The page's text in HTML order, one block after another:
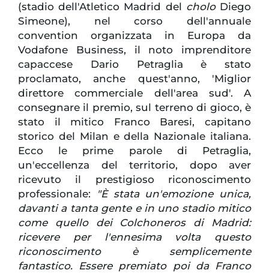
(stadio dell'Atletico Madrid del choloDiego
Simeone), nel corso dell'annuale
convention organizzata in Europa da
Vodafone Business, il noto imprenditore
capaccese Dario Petraglia è stato
proclamato, anche quest'anno, 'Miglior
direttore commerciale dell'area sud'. A
consegnare il premio, sul terreno di gioco, è
stato il mitico Franco Baresi, capitano
storico del Milan e della Nazionale italiana.
Ecco le prime parole di Petraglia,
un'eccellenza del territorio, dopo aver
ricevuto il prestigioso riconoscimento
professionale:
"È stata un'emozione unica,
davanti a tanta gente e in uno stadio mitico
come quello dei Colchoneros di Madrid:
ricevere per l'ennesima volta questo
riconoscimento è semplicemente
fantastico. Essere premiato poi da Franco